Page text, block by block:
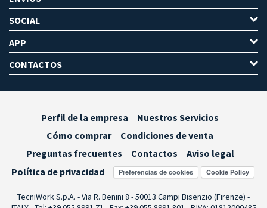
SOCIAL
APP
CONTACTOS
Perfil de la empresa
Nuestros Servicios
Cómo comprar
Condiciones de venta
Preguntas frecuentes
Contactos
Aviso legal
Política de privacidad
Preferencias de cookies
TecniWork S.p.A. - Via R. Benini 8 - 50013 Campi Bisenzio (Firenze) -